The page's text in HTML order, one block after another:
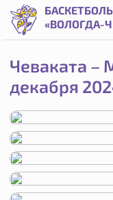
«ВОЛОГДА-
Чеваката
декабря
Чеваката – МБА-